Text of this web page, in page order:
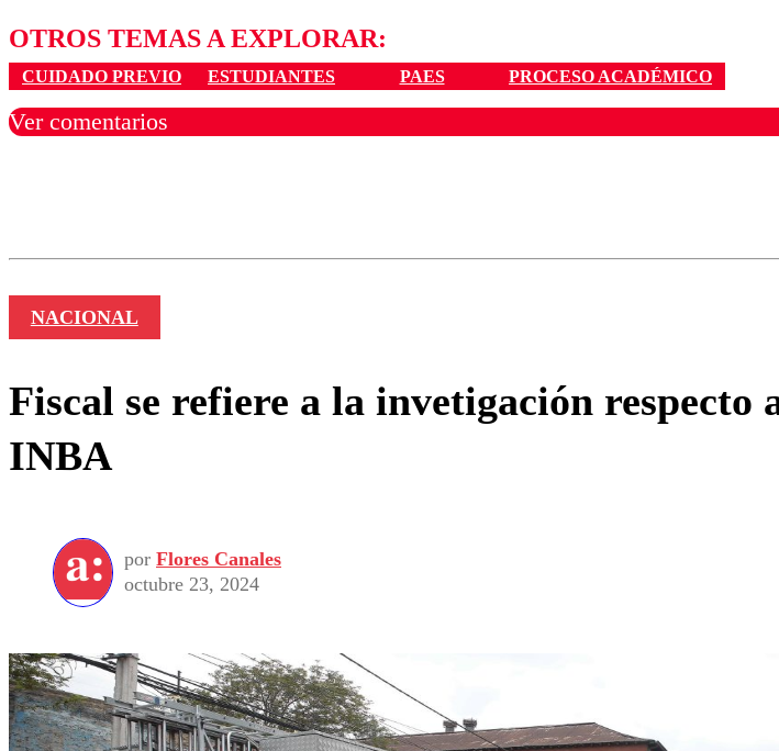
OTROS TEMAS A EXPLORAR:
CUIDADO PREVIO ESTUDIANTES PAES PROCESO ACADÉMICO
Ver comentarios
NACIONAL
Fiscal se refiere a la invetigación respecto
INBA
por Flores Canales
octubre 23, 2024